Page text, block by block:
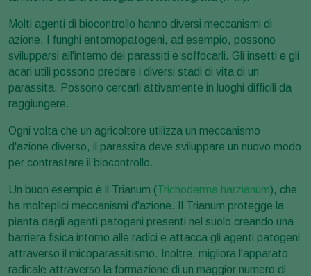
Molti agenti di biocontrollo hanno diversi meccanismi di
azione. I funghi entomopatogeni, ad esempio, possono
svilupparsi all'interno dei parassiti e soffocarli. Gli insetti e gli
acari utili possono predare i diversi stadi di vita di un
parassita. Possono cercarli attivamente in luoghi difficili da
raggiungere.
Ogni volta che un agricoltore utilizza un meccanismo
d'azione diverso, il parassita deve sviluppare un nuovo modo
per contrastare il biocontrollo.
Un buon esempio è il Trianum (Trichoderma harzianum), che
ha molteplici meccanismi d'azione. Il Trianum protegge la
pianta dagli agenti patogeni presenti nel suolo creando una
barriera fisica intorno alle radici e attacca gli agenti patogeni
attraverso il micoparassitismo. Inoltre, migliora l'apparato
radicale attraverso la formazione di un maggior numero di